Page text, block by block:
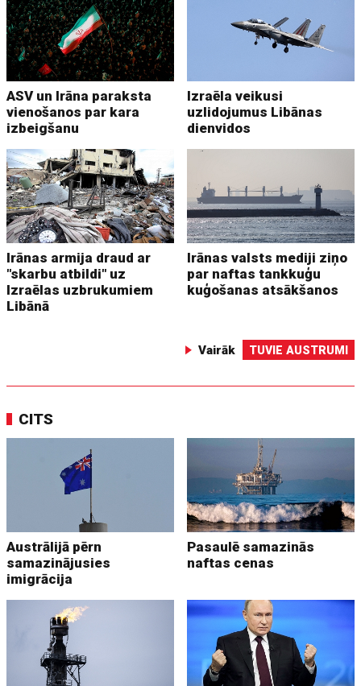
ASV un Irāna paraksta
vienošanos par kara
izbeigšanu
Izraēla veikusi
uzlidojumus Libānas
dienvidos
Irānas armija draud ar
"skarbu atbildi" uz
Izraēlas uzbrukumiem
Libānā
Irānas valsts mediji ziņo
par naftas tankkuģu
kuģošanas atsākšanos
Vairāk TUVIE AUSTRUMI
CITS
Austrālijā pērn
samazinājusies
imigrācija
Pasaulē samazinās
naftas cenas